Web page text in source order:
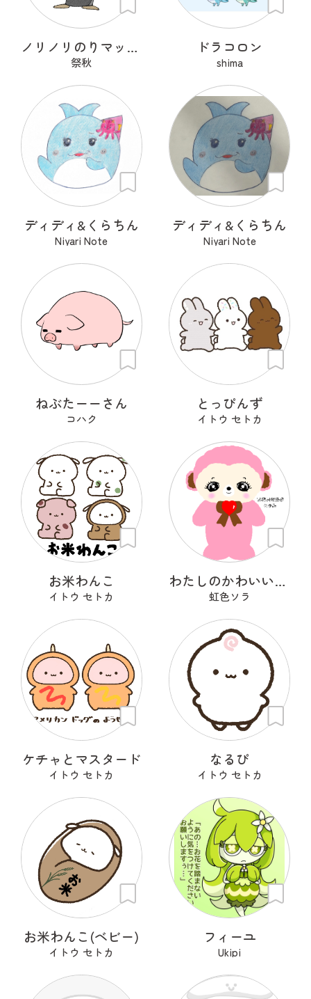
ノリノリのりマッキーさん
祭秋
ドラコロン
shima
ディディ&くらちん
Niyari Note
ディディ&くらちん
Niyari Note
ねぶたーーさん
コハク
とっぴんず
イトウ セトカ
お米わんこ
イトウ セトカ
わたしのかわいいせかい
虹色ソラ
ケチャとマスタード
イトウ セトカ
なるぴ
イトウ セトカ
お米わんこ(ベビー)
イトウ セトカ
フィーユ
Ukipi